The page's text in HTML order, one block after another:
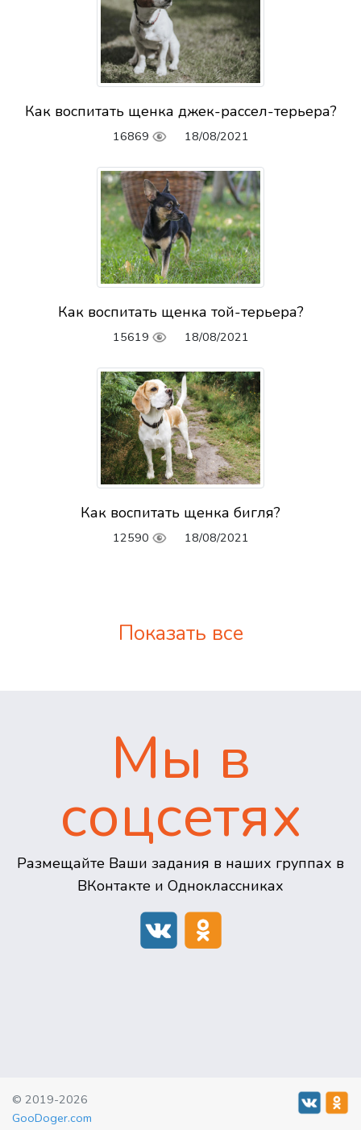
Как воспитать щенка джек-рассел-терьера?
16869 18/08/2021
Как воспитать щенка той-терьера?
15619 18/08/2021
Как воспитать щенка бигля?
12590 18/08/2021
Показать все
Мы в
соцсетях
Размещайте Ваши задания в наших группах в
ВКонтакте и Одноклассниках
© 2019-2026
GooDoger.com